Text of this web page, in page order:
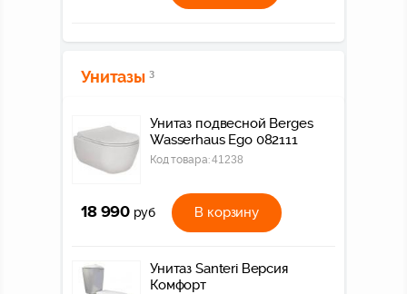
Унитазы 3
Унитаз подвесной Berges
Wasserhaus Ego 082111
Код товара:41238
18 990 руб В корзину
Унитаз Santeri Версия
Комфорт